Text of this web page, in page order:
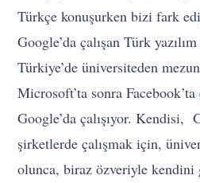
Türkçe konuşurken bizi fark
Google’da çalışan Türk
Türkiye’de üniversiteden
Microsoft’ta sonra
Google’da çalışıyor. Kendisi,
şirketlerde çalışmak için,
olunca, biraz özveriyle